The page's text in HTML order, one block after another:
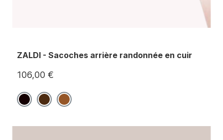
ZALDI - Sacoches arrière randonnée en cuir
106,00 €